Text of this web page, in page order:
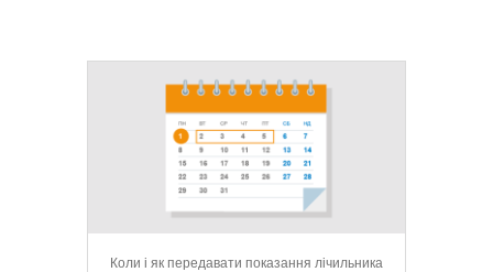
Коли і як передавати показання лічильника